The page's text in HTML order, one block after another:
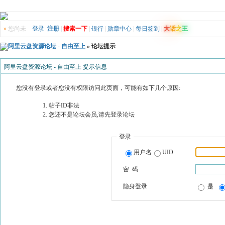
» 您尚未 登录 注册 搜索一下 银行 勋章中心 每日签到 大话之王
阿里云盘资源论坛 - 自由至上 » 论坛提示
阿里云盘资源论坛 - 自由至上 提示信息
您没有登录或者您没有权限访问此页面，可能有如下几个原因:
帖子ID非法
您还不是论坛会员,请先登录论坛
登录
用户名 UID
密 码
隐身登录 是